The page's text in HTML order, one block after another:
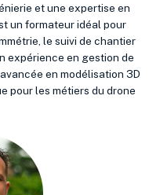
et une expertise en
un formateur idéal pour
le suivi de chantier
expérience en gestion de
en modélisation 3D
pour les métiers du drone